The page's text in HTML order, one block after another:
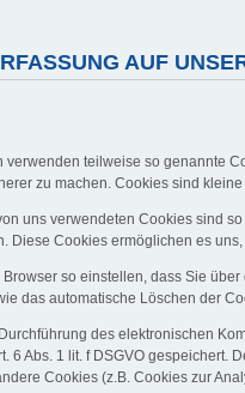
AUF
verwenden teilweise so genannte
zu machen. Cookies sind
uns verwendeten Cookies sind
Diese Cookies ermöglichen es
so einstellen, dass Sie
das automatische Löschen der
des elektronischen
6 Abs. 1 lit. f DSGVO
Cookies (z.B. Cookies zur